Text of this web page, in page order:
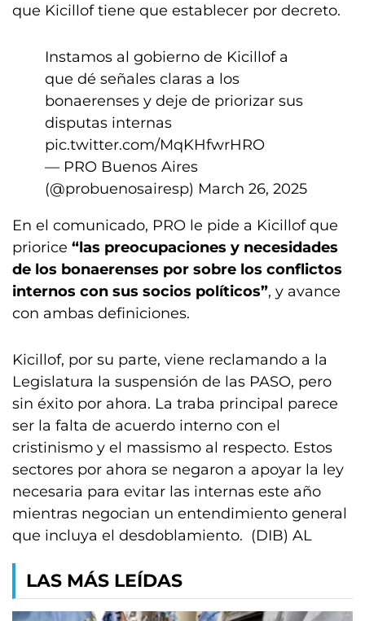
que Kicillof tiene que establecer por decreto.
Instamos al gobierno de Kicillof a
que dé señales claras a los
bonaerenses y deje de priorizar sus
disputas internas
pic.twitter.com/MqKHfwrHRO
— PRO Buenos Aires
(@probuenosairesp) March 26, 2025
En el comunicado, PRO le pide a Kicillof que
priorice “las preocupaciones y necesidades
de los bonaerenses por sobre los conflictos
internos con sus socios políticos”, y avance
con ambas definiciones.
Kicillof, por su parte, viene reclamando a la
Legislatura la suspensión de las PASO, pero
sin éxito por ahora. La traba principal parece
ser la falta de acuerdo interno con el
cristinismo y el massismo al respecto. Estos
sectores por ahora se negaron a apoyar la ley
necesaria para evitar las internas este año
mientras negocian un entendimiento general
que incluya el desdoblamiento. (DIB) AL
LAS MÁS LEÍDAS